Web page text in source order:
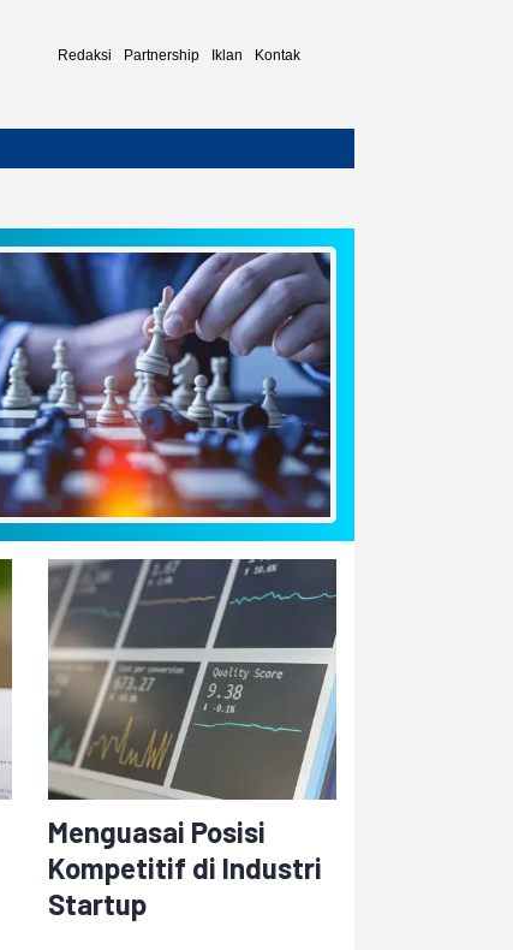
Redaksi Partnership Iklan Kontak
Menguasai Posisi
Kompetitif di Industri
Startup